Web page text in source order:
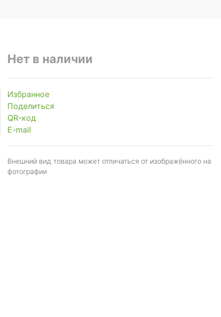
Нет в наличии
Избранное
Поделиться
QR-код
E-mail
Внешний вид товара может отличаться от изображённого на
фотографии